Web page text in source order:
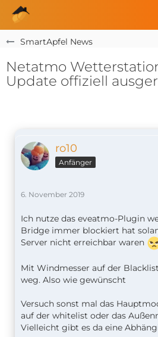
SmartApfel News
Netatmo
Update offiziell
ro10
Anfänger
6. November 2019
Ich nutze das eveatmo-Plugin
Bridge immer blockiert hat
Server nicht erreichbar waren
Mit Windmesser auf der
weg. Also wie gewünscht
Versuch sonst mal das
auf der whitelist oder das
Vielleicht gibt es da eine